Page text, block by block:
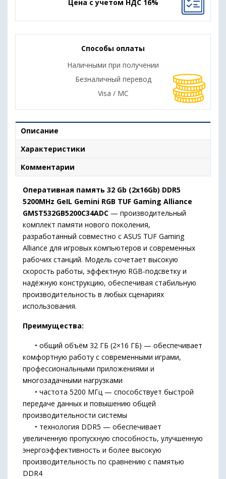
Цена с учетом НДС 16%
Способы оплаты
Наличными при получении
Безналичный перевод
Visa / MC
Описание
Характеристики
Комментарии
Оперативная память 32 Gb (2x16Gb) DDR5
5200MHz GeIL Gemini RGB TUF Gaming Alliance
GMST532GB5200C34ADC — производительный
комплект памяти нового поколения,
разработанный совместно с ASUS TUF Gaming
Alliance для игровых компьютеров и современных
рабочих станций. Модель сочетает высокую
скорость работы, эффектную RGB-подсветку и
надёжную конструкцию, обеспечивая стабильную
производительность в любых сценариях
использования.
Преимущества:
• общий объём 32 ГБ (2×16 ГБ) — обеспечивает
комфортную работу с современными играми,
профессиональными приложениями и
многозадачными нагрузками
• частота 5200 МГц — способствует быстрой
передаче данных и повышению общей
производительности системы
• технология DDR5 — обеспечивает
увеличенную пропускную способность, улучшенную
энергоэффективность и более высокую
производительность по сравнению с памятью
DDR4